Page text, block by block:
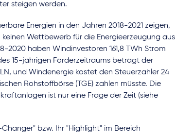
steigen werden.
Energien in den Jahren 2018-2021 zeigen,
keinen Wettbewerb für die Energieerzeugung aus
2020 haben Windinvestoren 161,8 TWh Strom
15-jährigen Förderzeitraums beträgt der
und Windenergie kostet den Steuerzahler 24
Rohstoffbörse (TGE) zahlen müsste. Die
ist nur eine Frage der Zeit (siehe
bzw. Ihr "Highlight" im Bereich